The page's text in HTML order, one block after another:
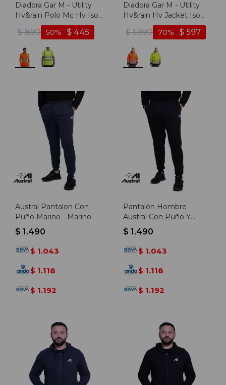
Diadora Gar M - Utility
Hv&rain Polo Mc Hv Iso
20471 - Naranja
$ 890 $ 445
50
Diadora Gar M - Utility
Hv&rain Hv Jacket Iso
20471 External Shell -
Naranja
$ 1.990 $ 597
70
Austral Pantalon Con
Puño Marino - Marino
$ 1.490
$ 1.043
$ 1.118
$ 1.192
Pantalón Hombre
Austral Con Puño Y
Felpa - Negro
$ 1.490
$ 1.043
$ 1.118
$ 1.192